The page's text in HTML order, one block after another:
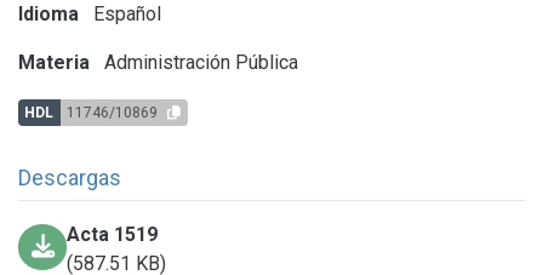
Idioma Español
Materia Administración Pública
HDL 11746/10869
Descargas
Acta 1519
(587.51 KB)